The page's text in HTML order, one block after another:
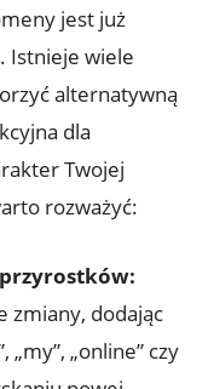
jest już
Istnieje wiele
alternatywną
dla
Twojej
rozważyć:
zmiany, dodając
„my”, „online” czy